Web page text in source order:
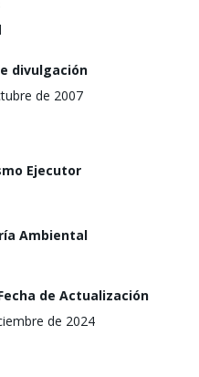
divulgación
de 2007
Ejecutor
Ambiental
de Actualización
de 2024